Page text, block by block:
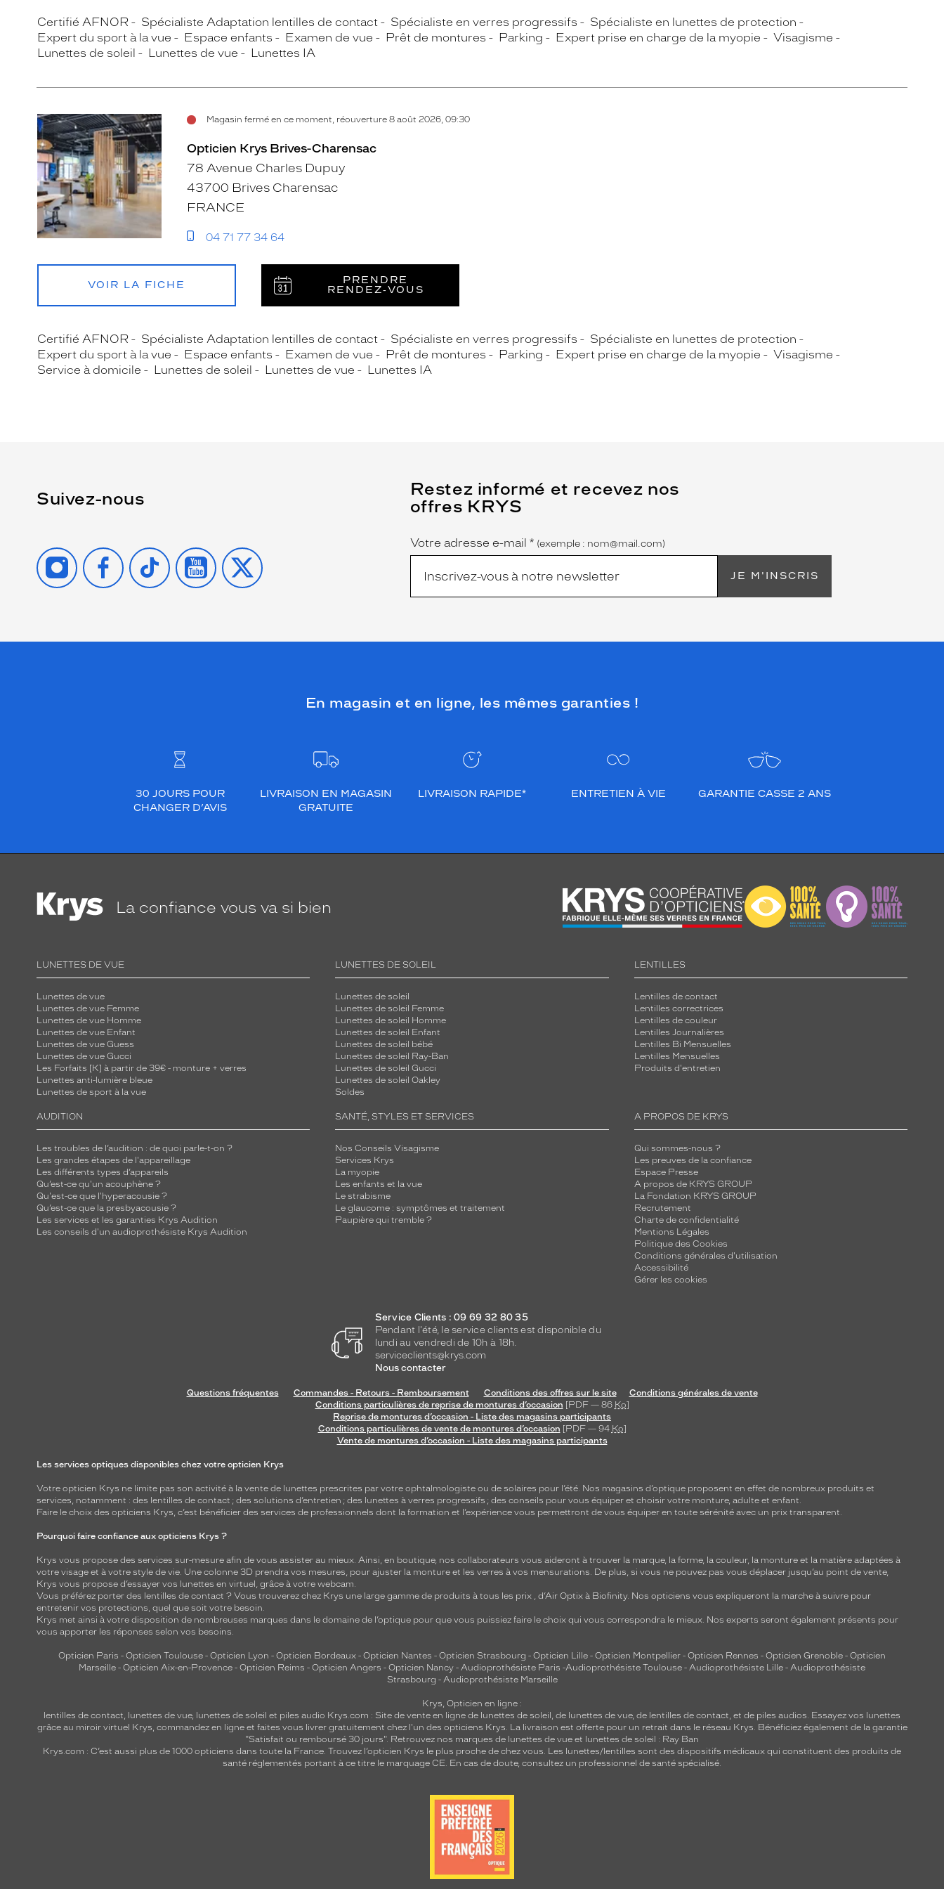
Certifié AFNOR Spécialiste Adaptation lentilles de contact Spécialiste en verres progressifs
Spécialiste en lunettes de protection
Expert du sport à la vue
Espace enfants Examen de vue Prêt de montures Parking Expert prise en charge de la myopie
Visagisme
Lunettes de soleil
Lunettes de vue Lunettes IA
Magasin fermé en ce moment, réouverture 8 août 2026, 09:30
Opticien Krys Brives-Charensac
78 Avenue Charles Dupuy
43700 Brives Charensac
FRANCE
04 71 77 34 64
VOIR LA FICHE
PRENDRE
RENDEZ‑VOUS
Certifié AFNOR Spécialiste Adaptation lentilles de contact Spécialiste en verres progressifs
Spécialiste en lunettes de protection
Expert du sport à la vue
Espace enfants Examen de vue Prêt de montures Parking Expert prise en charge de la myopie
Visagisme
Service à domicile
Lunettes de soleil Lunettes de vue Lunettes IA
Suivez-nous
INSTAGRAMFACEBOOK
TIKTOK YOUTUBE
X
Restez informé et recevez nos
offres KRYS
Name
Votre adresse e-mail *
(Ce
champ
est
obligatoire)
(exemple : nom@mail.com)
JE M'INSCRIS
En magasin et en ligne, les mêmes garanties !
30 JOURS POUR
CHANGER D’AVIS
LIVRAISON EN MAGASIN
GRATUITE
LIVRAISON RAPIDE* ENTRETIEN À VIE GARANTIE CASSE 2 ANS
La confiance vous va si bien
LUNETTES DE VUE
Lunettes de vue
Lunettes de vue Femme
Lunettes de vue Homme
Lunettes de vue Enfant
Lunettes de vue Guess
Lunettes de vue Gucci
Les Forfaits [K] à partir de 39€ - monture + verres
Lunettes anti-lumière bleue
Lunettes de sport à la vue
LUNETTES DE SOLEIL
Lunettes de soleil
Lunettes de soleil Femme
Lunettes de soleil Homme
Lunettes de soleil Enfant
Lunettes de soleil bébé
Lunettes de soleil Ray-Ban
Lunettes de soleil Gucci
Lunettes de soleil Oakley
Soldes
LENTILLES
Lentilles de contact
Lentilles correctrices
Lentilles de couleur
Lentilles Journalières
Lentilles Bi Mensuelles
Lentilles Mensuelles
Produits d'entretien
AUDITION
Les troubles de l’audition : de quoi parle-t-on ?
Les grandes étapes de l'appareillage
Les différents types d’appareils
Qu’est-ce qu'un acouphène ?
Qu'est-ce que l'hyperacousie ?
Qu’est-ce que la presbyacousie ?
Les services et les garanties Krys Audition
Les conseils d'un audioprothésiste Krys Audition
SANTÉ, STYLES ET SERVICES
Nos Conseils Visagisme
Services Krys
La myopie
Les enfants et la vue
Le strabisme
Le glaucome : symptômes et traitement
Paupière qui tremble ?
A PROPOS DE KRYS
Qui sommes-nous ?
Les preuves de la confiance
Espace Presse
A propos de KRYS GROUP
La Fondation KRYS GROUP
Recrutement
Charte de confidentialité
Mentions Légales
Politique des Cookies
Conditions générales d'utilisation
Accessibilité
Gérer les cookies
Service Clients : 09 69 32 80 35
Pendant l'été, le service clients est disponible du
lundi au vendredi de 10h à 18h.
serviceclients@krys.com
Nous contacter
Questions fréquentes Commandes - Retours - Remboursement Conditions des offres sur le site
Conditions générales de vente
Conditions particulières de reprise de montures d’occasion [PDF — 86 Ko]
Reprise de montures d’occasion - Liste des magasins participants
Conditions particulières de vente de montures d’occasion [PDF — 94 Ko]
Vente de montures d’occasion - Liste des magasins participants
Les services optiques disponibles chez votre opticien Krys
Votre opticien Krys ne limite pas son activité à la vente de lunettes prescrites par votre ophtalmologiste ou de solaires pour l’été. Nos magasins d’optique proposent en effet de nombreux produits et
services, notamment : des lentilles de contact ; des solutions d’entretien ; des lunettes à verres progressifs ; des conseils pour vous équiper et choisir votre monture, adulte et enfant.
Faire le choix des opticiens Krys, c’est bénéficier des services de professionnels dont la formation et l’expérience vous permettront de vous équiper en toute sérénité avec un prix transparent.
Pourquoi faire confiance aux opticiens Krys ?
Krys vous propose des services sur-mesure afin de vous assister au mieux. Ainsi, en boutique, nos collaborateurs vous aideront à trouver la marque, la forme, la couleur, la monture et la matière adaptées à
votre visage et à votre style de vie. Une colonne 3D prendra vos mesures, pour ajuster la monture et les verres à vos mensurations. De plus, si vous ne pouvez pas vous déplacer jusqu’au point de vente,
Krys vous propose d’essayer vos lunettes en virtuel, grâce à votre webcam.
Vous préférez porter des lentilles de contact ? Vous trouverez chez Krys une large gamme de produits à tous les prix , d’Air Optix à Biofinity. Nos opticiens vous expliqueront la marche à suivre pour
entretenir vos protections, quel que soit votre besoin.
Krys met ainsi à votre disposition de nombreuses marques dans le domaine de l’optique pour que vous puissiez faire le choix qui vous correspondra le mieux. Nos experts seront également présents pour
vous apporter les réponses selon vos besoins.
Opticien Paris - Opticien Toulouse - Opticien Lyon - Opticien Bordeaux - Opticien Nantes - Opticien Strasbourg - Opticien Lille - Opticien Montpellier - Opticien Rennes - Opticien Grenoble - Opticien
Marseille - Opticien Aix-en-Provence - Opticien Reims - Opticien Angers - Opticien Nancy - Audioprothésiste Paris -Audioprothésiste Toulouse - Audioprothésiste Lille - Audioprothésiste
Strasbourg - Audioprothésiste Marseille
Krys, Opticien en ligne :
lentilles de contact, lunettes de vue, lunettes de soleil et piles audio Krys.com : Site de vente en ligne de lunettes de soleil, de lunettes de vue, de lentilles de contact, et de piles audios. Essayez vos lunettes
grâce au miroir virtuel Krys, commandez en ligne et faites vous livrer gratuitement chez l'un des opticiens Krys. La livraison est offerte pour un retrait dans le réseau Krys. Bénéficiez également de la garantie
"Satisfait ou remboursé 30 jours". Retrouvez nos marques de lunettes de vue et lunettes de soleil : Ray Ban
Krys.com : C’est aussi plus de 1000 opticiens dans toute la France. Trouvez l’opticien Krys le plus proche de chez vous. Les lunettes/lentilles sont des dispositifs médicaux qui constituent des produits de
santé réglementés portant à ce titre le marquage CE. En cas de doute, consultez un professionnel de santé spécialisé.